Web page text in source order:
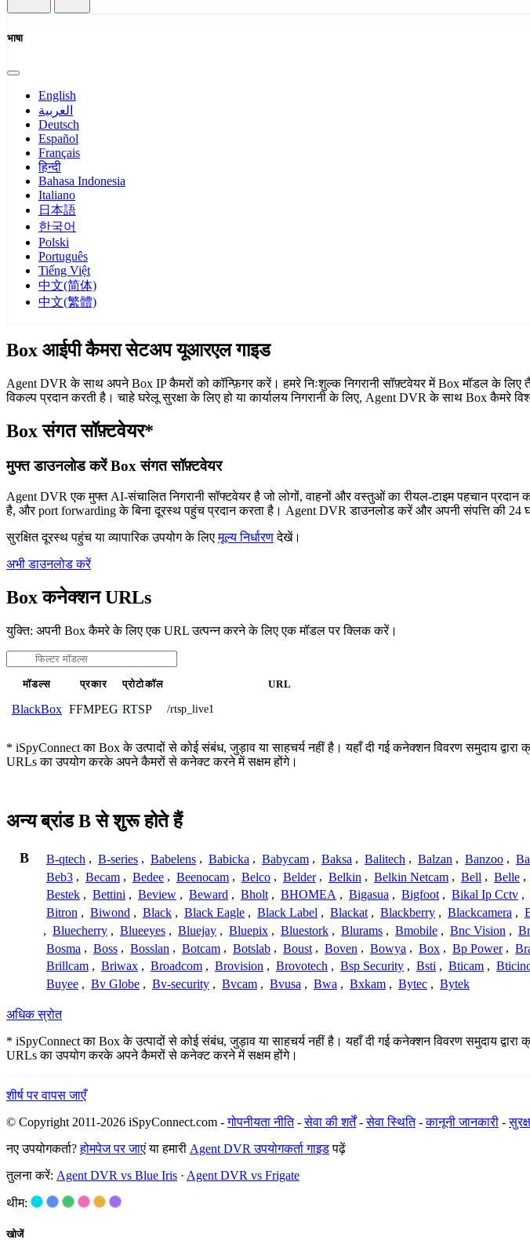
भाषा
English
العربية
Deutsch
Español
Français
हिन्दी
Bahasa Indonesia
Italiano
日本語
한국어
Polski
Português
Tiếng Việt
中文(简体)
中文(繁體)
Box आईपी कैमरा सेटअप यूआरएल गाइड
Agent DVR के साथ अपने Box IP कैमरों को कॉन्फ़िगर करें। हमरे निःशुल्क निगरानी सॉफ़्टवेयर में Box मॉडल के
विकल्प प्रदान करती है। चाहे घरेलू सुरक्षा के लिए हो या कार्यालय निगरानी के लिए, Agent DVR के साथ Box कैमरे
Box संगत सॉफ़्टवेयर*
मुफ्त डाउनलोड करें Box संगत सॉफ़्टवेयर
Agent DVR एक मुफ्त AI-संचालित निगरानी सॉफ्टवेयर है जो लोगों, वाहनों और वस्तुओं का रीयल-टाइम पहचान
है, और port forwarding के बिना दूरस्थ पहुंच प्रदान करता है। Agent DVR डाउनलोड करें और अपनी संपत्ति की 24
सुरक्षित दूरस्थ पहुंच या व्यापारिक उपयोग के लिएमूल्य निर्धारणदेखें।
अभी डाउनलोड करें
Box कनेक्शन URLs
युक्ति: अपनी Box कैमरे के लिए एक URL उत्पन्न करने के लिए एक मॉडल पर क्लिक करें।
मॉडल्स प्रकार प्रोटोकॉल URL
BlackBox FFMPEG RTSP /rtsp_live1
* iSpyConnect का Box के उत्पादों से कोई संबंध, जुड़ाव या साहचर्य नहीं है। यहाँ दी गई कनेक्शन विवरण समुदाय
URLs का उपयोग करके अपने कैमरों से कनेक्ट करने में सक्षम होंगे।
अन्य ब्रांड B से शुरू होते हैं
B B-qtech , B-series , Babelens , Babicka , Babycam , Baksa , Balitech , Balzan , Banzoo ,
Beb3 , Becam , Bedee , Beenocam , Belco , Belder , Belkin , Belkin Netcam , Bell , Belle ,
Bestek , Bettini , Beview , Beward , Bholt , BHOMEA , Bigasua , Bigfoot , Bikal Ip Cctv ,
Bitron , Biwond , Black , Black Eagle , Black Label , Blackat , Blackberry , Blackcamera ,
, Bluecherry , Blueeyes , Bluejay , Bluepix , Bluestork , Blurams , Bmobile , Bnc Vision ,
Bosma , Boss , Bosslan , Botcam , Botslab , Boust , Boven , Bowya , Box , Bp Power ,
Brillcam , Briwax , Broadcom , Brovision , Brovotech , Bsp Security , Bsti , Bticam ,
Buyee , Bv Globe , Bv-security , Bvcam , Bvusa , Bwa , Bxkam , Bytec , Bytek
अधिक स्रोत
* iSpyConnect का Box के उत्पादों से कोई संबंध, जुड़ाव या साहचर्य नहीं है। यहाँ दी गई कनेक्शन विवरण समुदाय
URLs का उपयोग करके अपने कैमरों से कनेक्ट करने में सक्षम होंगे।
शीर्ष पर वापस जाएँ
© Copyright 2011-2026 iSpyConnect.com -गोपनीयता नीति-सेवा की शर्तें-सेवा स्थिति-कानूनी जानकारी -
नए उपयोगकर्ता?होमपेज पर जाएंया हमारी Agent DVR उपयोगकर्ता गाइडपढ़ें
तुलना करें: Agent DVR vs Blue Iris · Agent DVR vs Frigate
थीम:
खोजें